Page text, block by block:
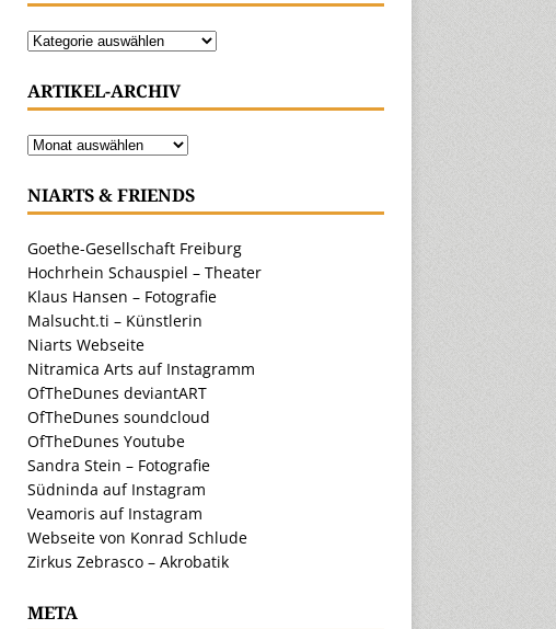
ARTIKEL-ARCHIV
NIARTS & FRIENDS
Goethe-Gesellschaft Freiburg
Hochrhein Schauspiel – Theater
Klaus Hansen – Fotografie
Malsucht.ti – Künstlerin
Niarts Webseite
Nitramica Arts auf Instagramm
OfTheDunes deviantART
OfTheDunes soundcloud
OfTheDunes Youtube
Sandra Stein – Fotografie
Südninda auf Instagram
Veamoris auf Instagram
Webseite von Konrad Schlude
Zirkus Zebrasco – Akrobatik
META